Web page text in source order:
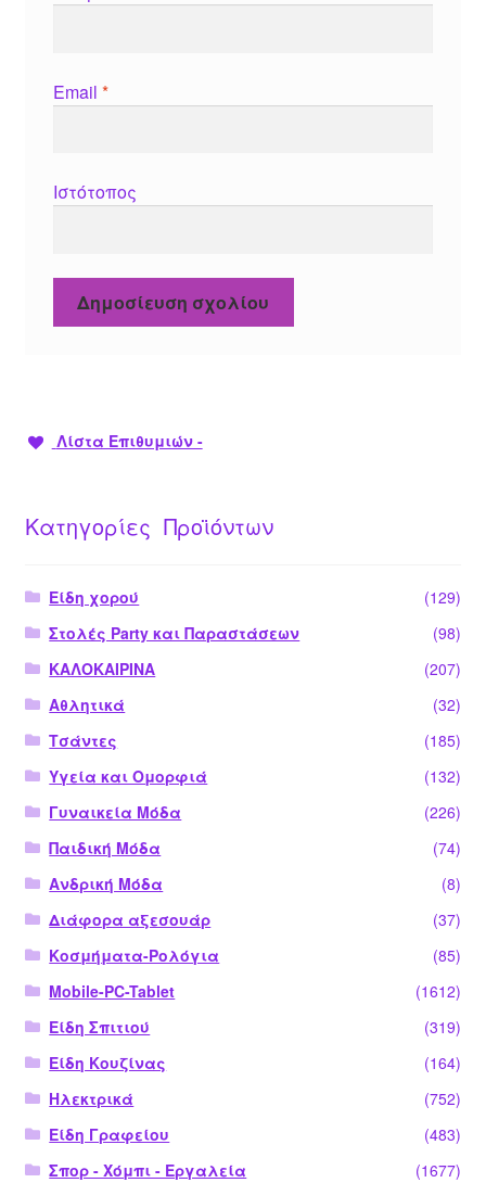
Email *
Ιστότοπος
Λίστα Επιθυμιών -
Κατηγορίες Προϊόντων
Είδη χορού
(129)
Στολές Party και Παραστάσεων
(98)
ΚΑΛΟΚΑΙΡΙΝΑ
(207)
Αθλητικά
(32)
Τσάντες
(185)
Υγεία και Ομορφιά
(132)
Γυναικεία Μόδα
(226)
Παιδική Μόδα
(74)
Ανδρική Μόδα
(8)
Διάφορα αξεσουάρ
(37)
Κοσμήματα-Ρολόγια
(85)
Mobile-PC-Tablet
(1612)
Είδη Σπιτιού
(319)
Είδη Κουζίνας
(164)
Ηλεκτρικά
(752)
Είδη Γραφείου
(483)
Σπορ - Χόμπι - Εργαλεία
(1677)